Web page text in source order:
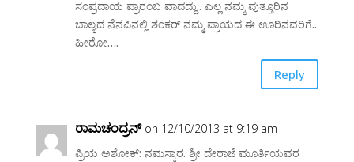
ಸಂಪ್ರದಾಯ ಪ್ರಾರಂಬ ವಾದದ್ದು.. ಎಲ್ಲ ನಮ್ಮ ಪುತ್ತೂರಿನ
ಬಾಲ್ಯದ ನೆನಪಿನಲ್ಲಿ ಶಂಕರ್ ನಮ್ಮ ಪ್ರಾಯದ ಈ ಊರಿನವರಿಗೆ..
ಹೀರೋ….
Reply
ರಾಮಚಂದ್ರನ್ on 12/10/2013 at 9:19 am
ಪ್ರಿಯ ಅಶೋಕ್: ನಮಸ್ಕಾರ. ಶ್ರೀ ದೇರಾಜೆ ಮೂರ್ತಿಯವರ